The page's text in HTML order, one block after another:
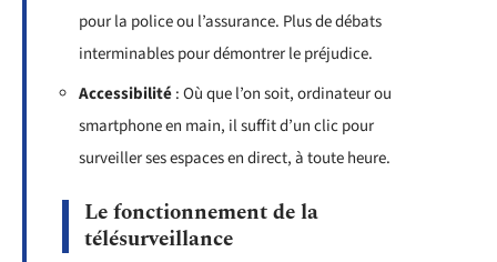
pour la police ou l’assurance. Plus de débats
interminables pour démontrer le préjudice.
Accessibilité: Où que l’on soit, ordinateur ou
smartphone en main, il suffit d’un clic pour
surveiller ses espaces en direct, à toute heure.
Le fonctionnement de la
télésurveillance